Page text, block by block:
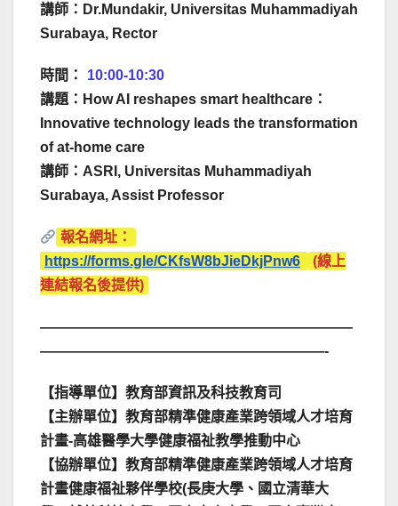
講師：Dr.Mundakir, Universitas Muhammadiyah
Surabaya, Rector
時間：
10:00-10:30
講題：How AI reshapes smart healthcare：
Innovative technology leads the transformation
of at-home care
講師：ASRI, Universitas Muhammadiyah
Surabaya, Assist Professor
報名網址：
https://forms.gle/CKfsW8bJieDkjPnw6
(線上
連結報名後提供)
——————————————————————
————————————————————-
【指導單位】教育部資訊及科技教育司
【主辦單位】教育部精準健康產業跨領域人才培育
計畫-高雄醫學大學健康福祉教學推動中心
【協辦單位】教育部精準健康產業跨領域人才培育
計畫健康福祉夥伴學校(長庚大學、國立清華大